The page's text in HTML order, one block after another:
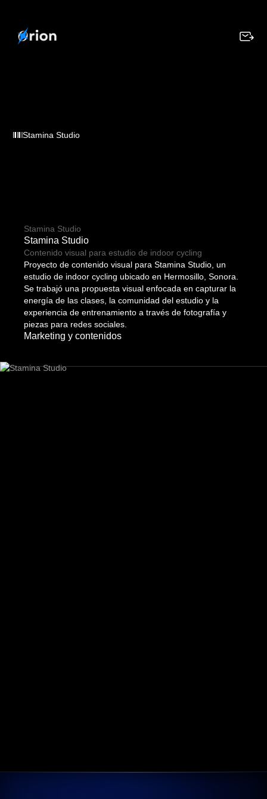
Stamina Studio
Stamina Studio
Stamina Studio
Contenido visual para estudio de indoor cycling
Proyecto de contenido visual para Stamina Studio, un
estudio de indoor cycling ubicado en Hermosillo, Sonora.
Se trabajó una propuesta visual enfocada en capturar la
energía de las clases, la comunidad del estudio y la
experiencia de entrenamiento a través de fotografía y
piezas para redes sociales.
Marketing y contenidos